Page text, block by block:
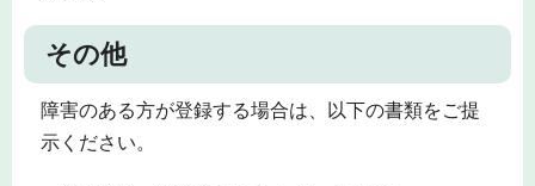
その他
障害のある方が登録する場合は、以下の書類をご提
示ください。